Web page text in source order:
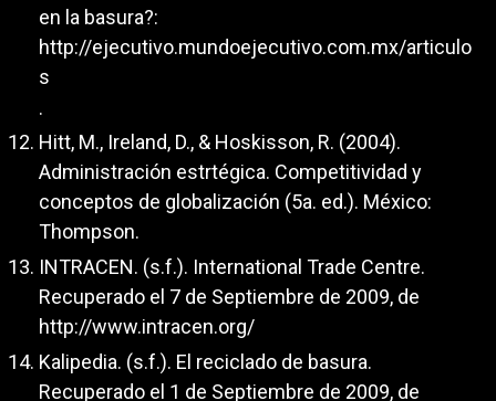
en la basura?:
http://ejecutivo.mundoejecutivo.com.mx/articulo
s
.
Hitt, M., Ireland, D., & Hoskisson, R. (2004).
Administración estrtégica. Competitividad y
conceptos de globalización (5a. ed.). México:
Thompson.
INTRACEN. (s.f.). International Trade Centre.
Recuperado el 7 de Septiembre de 2009, de
http://www.intracen.org/
Kalipedia. (s.f.). El reciclado de basura.
Recuperado el 1 de Septiembre de 2009, de